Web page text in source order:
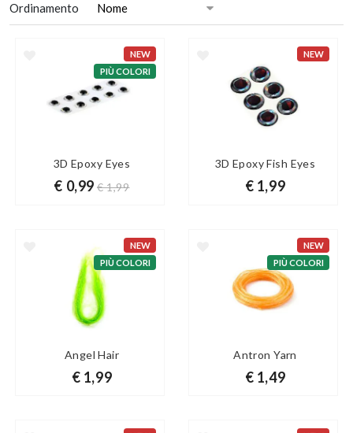
Ordinamento
NEW
PIÙ COLORI
3D Epoxy Eyes
€ 0,99€ 1,99
NEW
3D Epoxy Fish Eyes
€ 1,99
NEW
PIÙ COLORI
Angel Hair
€ 1,99
NEW
PIÙ COLORI
Antron Yarn
€ 1,49